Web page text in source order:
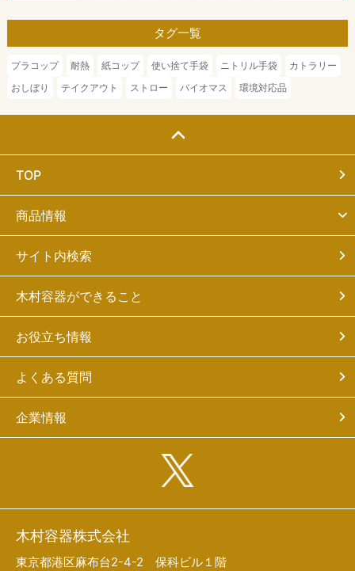
タグ一覧
プラコップ 耐熱 紙コップ 使い捨て手袋 ニトリル手袋
カトラリー
おしぼり
テイクアウト ストロー バイオマス 環境対応品
TOP
商品情報
サイト内検索
木村容器ができること
お役立ち情報
よくある質問
企業情報
木村容器株式会社
東京都港区麻布台2-4-2 保科ビル１階